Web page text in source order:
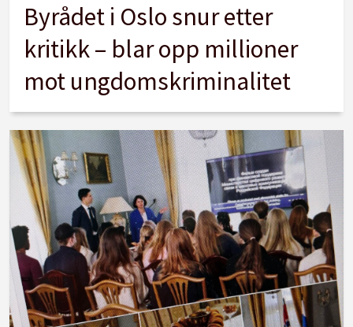
Byrådet i Oslo snur etter
kritikk – blar opp millioner
mot ungdomskriminalitet